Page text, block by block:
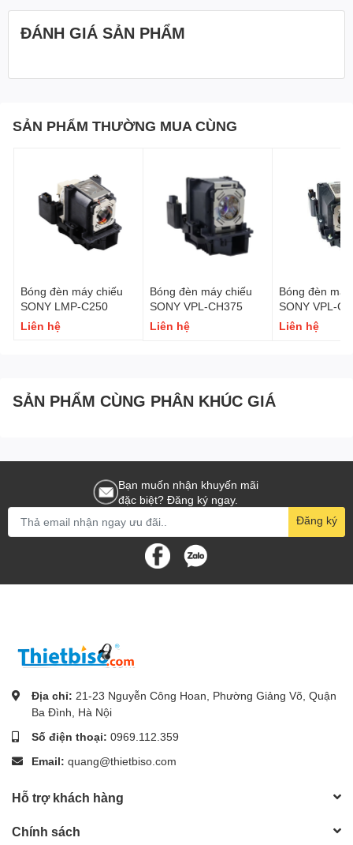
ĐÁNH GIÁ SẢN PHẨM
SẢN PHẨM THƯỜNG MUA CÙNG
Bóng đèn máy chiếu
SONY LMP-C250
Liên hệ
Bóng đèn máy chiếu
SONY VPL-CH375
Liên hệ
Bóng đèn
SONY VPL-
Liên hệ
SẢN PHẨM CÙNG PHÂN KHÚC GIÁ
Bạn muốn nhận khuyến mãi
đặc biệt? Đăng ký ngay.
Đăng ký
Địa chỉ: 21-23 Nguyễn Công Hoan, Phường Giảng Võ, Quận
Ba Đình, Hà Nội
Số điện thoại: 0969.112.359
Email: quang@thietbiso.com
Hỗ trợ khách hàng
Chính sách